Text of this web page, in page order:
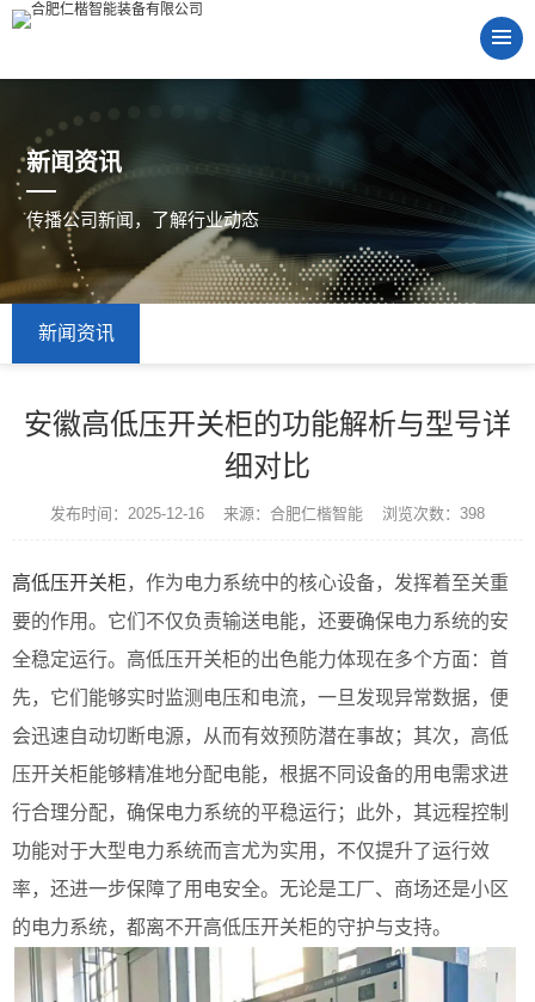
新闻资讯
传播公司新闻，了解行业动态
新闻资讯
安徽高低压开关柜的功能解析与型号详
细对比
发布时间：2025-12-16 来源：合肥仁楷智能 浏览次数：398
高低压开关柜 ，作为电力系统中的核心设备，发挥着至关重
要的作用。它们不仅负责输送电能，还要确保电力系统的安
全稳定运行。高低压开关柜的出色能力体现在多个方面：首
先，它们能够实时监测电压和电流，一旦发现异常数据，便
会迅速自动切断电源，从而有效预防潜在事故；其次，高低
压开关柜能够精准地分配电能，根据不同设备的用电需求进
行合理分配，确保电力系统的平稳运行；此外，其远程控制
功能对于大型电力系统而言尤为实用，不仅提升了运行效
率，还进一步保障了用电安全。无论是工厂、商场还是小区
的电力系统，都离不开高低压开关柜的守护与支持。